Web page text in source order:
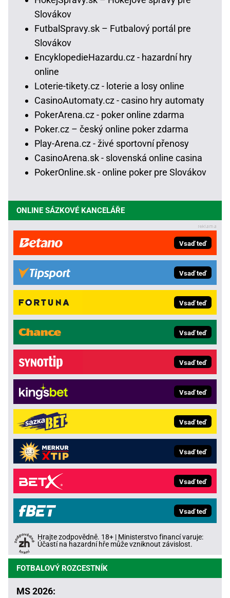
Slovákov
FutbalSpravy.sk – Futbalový portál pre
Slovákov
EncyklopedieHazardu.cz - hazardní hry
online
Loterie-tikety.cz - loterie a losy online
CasinoAutomaty.cz - casino hry automaty
PokerArena.cz - poker online zdarma
Poker.cz – český online poker zdarma
Play-Arena.cz - živé sportovní přenosy
CasinoArena.sk - slovenská online casina
PokerOnline.sk - online poker pre Slovákov
ONLINE SÁZKOVÉ KANCELÁŘE
Vsaď teď
Vsaď teď
Vsaď teď
Vsaď teď
Vsaď teď
Vsaď teď
Vsaď teď
Vsaď teď
Vsaď teď
Vsaď teď
Hrajte zodpovědně. 18+ | Ministerstvo financí varuje:
Účastí na hazardní hře může vzniknout závislost.
FOTBALOVÝ ROZCESTNÍK
MS 2026: